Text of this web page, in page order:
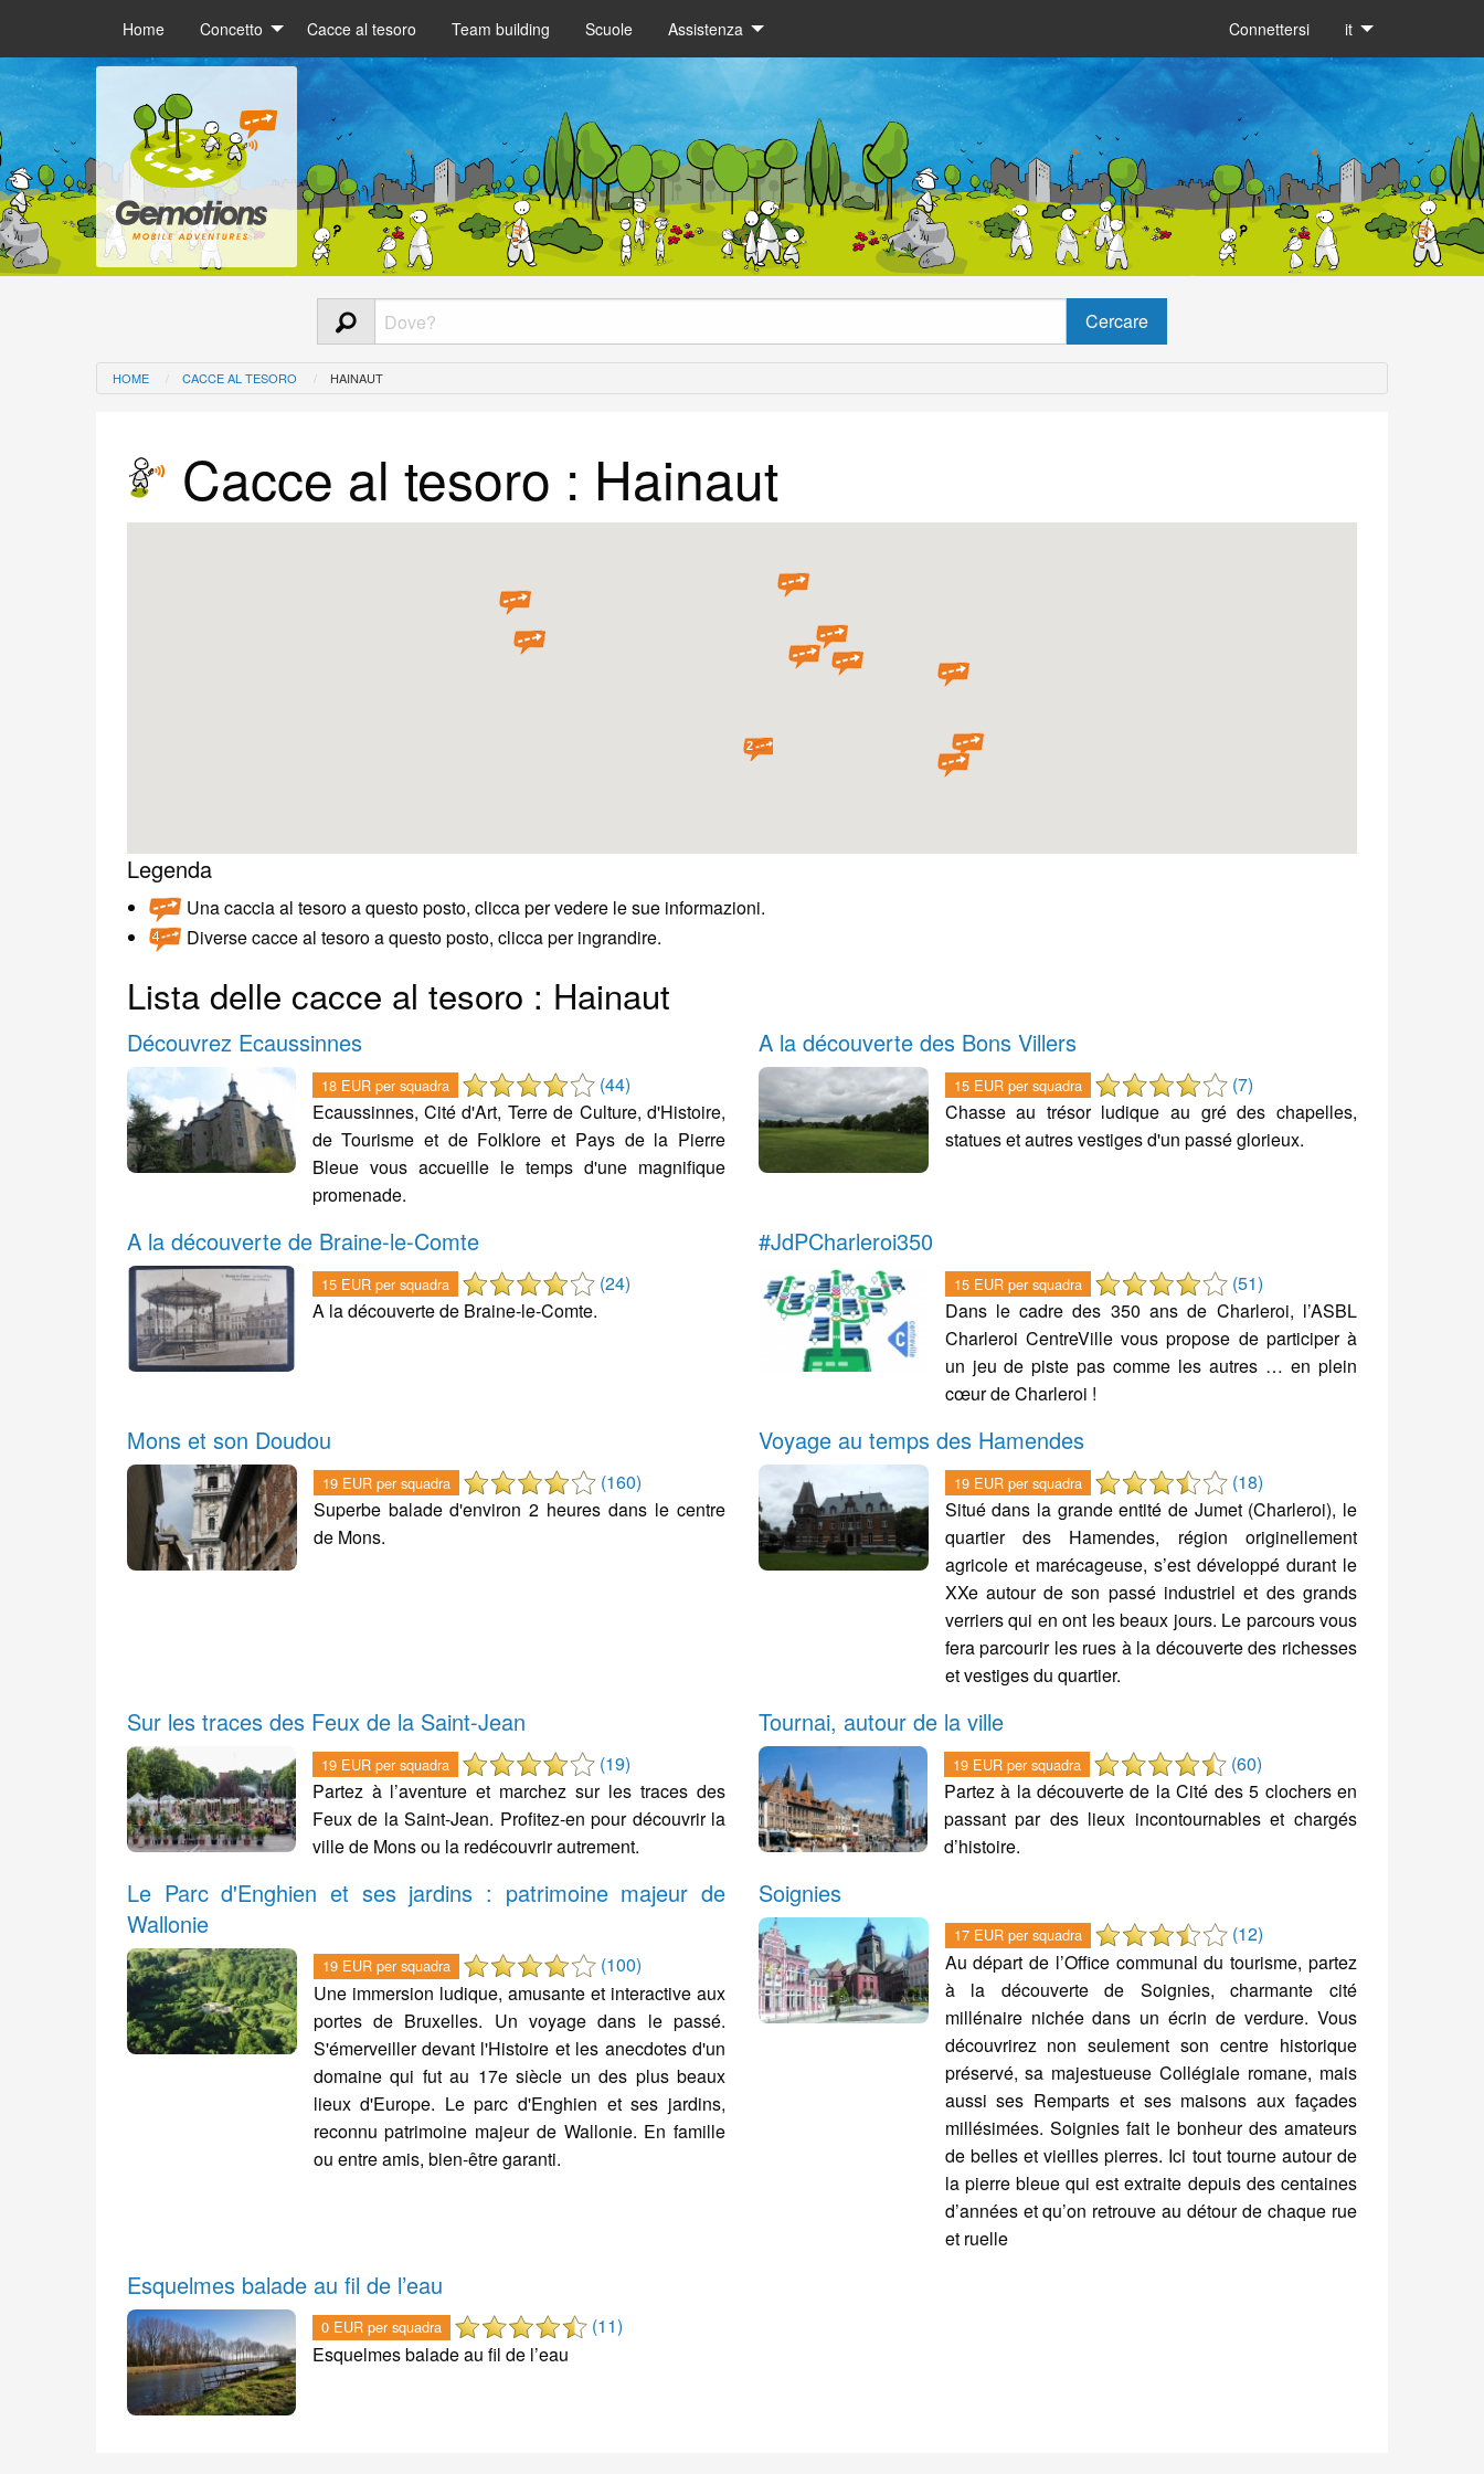
Home Concetto Cacce al tesoro Team building Scuole Assistenza Connettersi it
HOME CACCE AL TESORO HAINAUT
Cacce al tesoro : Hainaut
2
Legenda
Una caccia al tesoro a questo posto, clicca per vedere le sue informazioni.
Diverse cacce al tesoro a questo posto, clicca per ingrandire.
Lista delle cacce al tesoro : Hainaut
Découvrez Ecaussinnes
18 EUR per squadra
(44)
Ecaussinnes, Cité d'Art, Terre de Culture, d'Histoire,
de Tourisme et de Folklore et Pays de la Pierre
Bleue vous accueille le temps d'une magnifique
promenade.
A la découverte des Bons Villers
15 EUR per squadra
(7)
Chasse au trésor ludique au gré des chapelles,
statues et autres vestiges d'un passé glorieux.
A la découverte de Braine-le-Comte
15 EUR per squadra
(24)
A la découverte de Braine-le-Comte.
#JdPCharleroi350
15 EUR per squadra
(51)
Dans le cadre des 350 ans de Charleroi, l’ASBL
Charleroi CentreVille vous propose de participer à
un jeu de piste pas comme les autres … en plein
cœur de Charleroi !
Mons et son Doudou
19 EUR per squadra
(160)
Superbe balade d'environ 2 heures dans le centre
de Mons.
Voyage au temps des Hamendes
19 EUR per squadra
(18)
Situé dans la grande entité de Jumet (Charleroi), le
quartier des Hamendes, région originellement
agricole et marécageuse, s’est développé durant le
XXe autour de son passé industriel et des grands
verriers qui en ont les beaux jours. Le parcours vous
fera parcourir les rues à la découverte des richesses
et vestiges du quartier.
Sur les traces des Feux de la Saint-Jean
19 EUR per squadra
(19)
Partez à l’aventure et marchez sur les traces des
Feux de la Saint-Jean. Profitez-en pour découvrir la
ville de Mons ou la redécouvrir autrement.
Tournai, autour de la ville
19 EUR per squadra
(60)
Partez à la découverte de la Cité des 5 clochers en
passant par des lieux incontournables et chargés
d’histoire.
Le Parc d'Enghien et ses jardins : patrimoine majeur de
Wallonie
19 EUR per squadra
(100)
Une immersion ludique, amusante et interactive aux
portes de Bruxelles. Un voyage dans le passé.
S'émerveiller devant l'Histoire et les anecdotes d'un
domaine qui fut au 17e siècle un des plus beaux
lieux d'Europe. Le parc d'Enghien et ses jardins,
reconnu patrimoine majeur de Wallonie. En famille
ou entre amis, bien-être garanti.
Soignies
17 EUR per squadra
(12)
Au départ de l’Office communal du tourisme, partez
à la découverte de Soignies, charmante cité
millénaire nichée dans un écrin de verdure. Vous
découvrirez non seulement son centre historique
préservé, sa majestueuse Collégiale romane, mais
aussi ses Remparts et ses maisons aux façades
millésimées. Soignies fait le bonheur des amateurs
de belles et vieilles pierres. Ici tout tourne autour de
la pierre bleue qui est extraite depuis des centaines
d’années et qu’on retrouve au détour de chaque rue
et ruelle
Esquelmes balade au fil de l’eau
0 EUR per squadra
(11)
Esquelmes balade au fil de l’eau